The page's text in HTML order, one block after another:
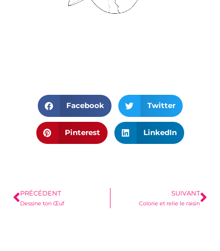
Facebook Twitter
Pinterest LinkedIn
PRÉCÉDENT
Dessine ton Œuf
SUIVANT
Colorie et relie le raisin